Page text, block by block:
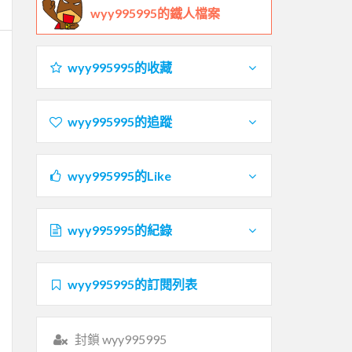
wyy995995的鐵人檔案
wyy995995的收藏
wyy995995的追蹤
wyy995995的Like
wyy995995的紀錄
wyy995995的訂閱列表
封鎖 wyy995995